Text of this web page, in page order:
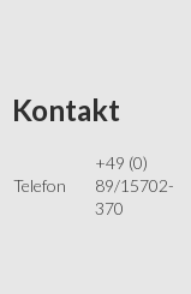
Kontakt
Telefon
+49 (0)
89/15702-
370